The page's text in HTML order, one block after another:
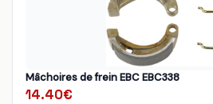
Mâchoires de frein EBC EBC338
14.40€